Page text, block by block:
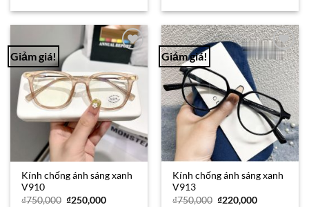
Giảm giá!
Add to
Wishlist
Kính chống ánh sáng xanh
V910
₫750,000 Giá
₫250,000Giá
Giảm giá!
Add to
Wishlist
Kính chống ánh sáng xanh
V913
₫750,000 Giá
₫220,000Giá